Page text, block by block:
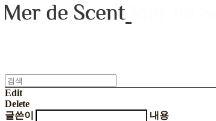
Edit
Delete
글쓴이
내용